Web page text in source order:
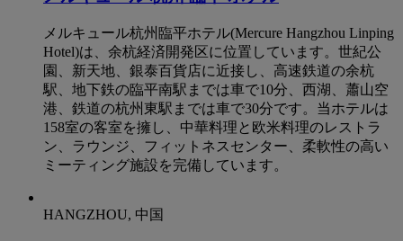
メルキュール杭州臨平ホテル(Mercure Hangzhou Linping
Hotel)は、余杭経済開発区に位置しています。世紀公
園、新天地、銀泰百貨店に近接し、高速鉄道の余杭
駅、地下鉄の臨平南駅までは車で10分、西湖、蕭山空
港、鉄道の杭州東駅までは車で30分です。当ホテルは
158室の客室を擁し、中華料理と欧米料理のレストラ
ン、ラウンジ、フィットネスセンター、柔軟性の高い
ミーティング施設を完備しています。
HANGZHOU, 中国